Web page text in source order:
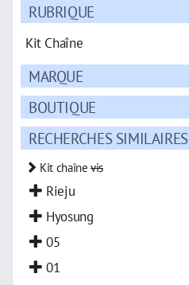
RUBRIQUE
Kit Chaîne
MARQUE
BOUTIQUE
RECHERCHES SIMILAIRES
Kit chaînevis
Rieju
Hyosung
05
01